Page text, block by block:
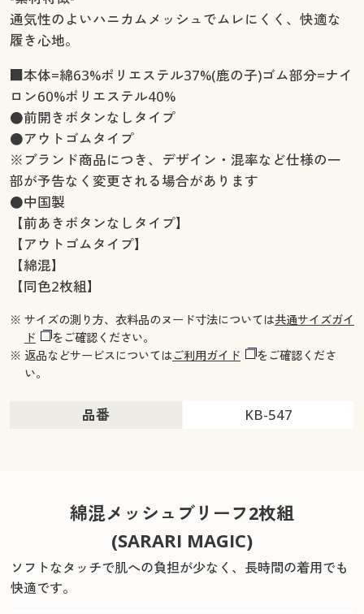
通気性のよいハニカムメッシュでムレにくく、快適な
履き心地。
■本体=綿63%ポリエステル37%(鹿の子)ゴム部分=ナイ
ロン60%ポリエステル40%
●前開きボタンなしタイプ
●アウトゴムタイプ
※ブランド商品につき、デザイン・混率など仕様の一
部が予告なく変更される場合があります
●中国製
【前あきボタンなしタイプ】
【アウトゴムタイプ】
【綿混】
【同色2枚組】
※ サイズの測り方、衣料品のヌード寸法については共通サイズガイ
ド
をご確認ください。
※ 返品などサービスについてはご利用ガイド
をご確認くださ
い。
品番 KB-547
綿混メッシュブリーフ2枚組
(SARARI MAGIC)
ソフトなタッチで肌への負担が少なく、長時間の着用でも
快適です。